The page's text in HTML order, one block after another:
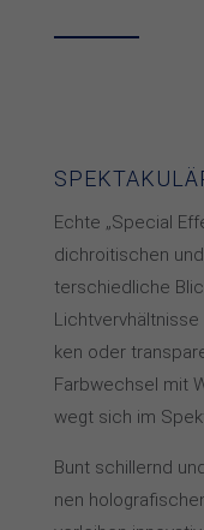
Echte „Special
dich­roi­ti­schen
ter­schied­li­che
ken oder
Farb­wech­sel mit
wegt sich im
Bunt schil­lernd
nen